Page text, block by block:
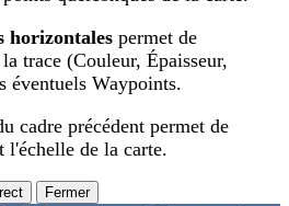
horizontales permet de
trace (Couleur, Épaisseur,
éventuels Waypoints.
cadre précédent permet de
l'échelle de la carte.
Fermer